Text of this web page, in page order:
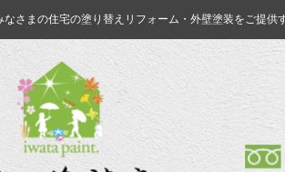
なさまの住宅の塗り替えリフォーム・外壁塗装をご提供